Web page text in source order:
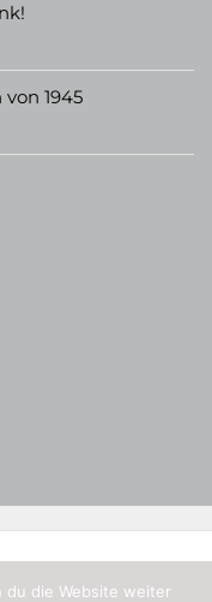
1945
du die Website weiter